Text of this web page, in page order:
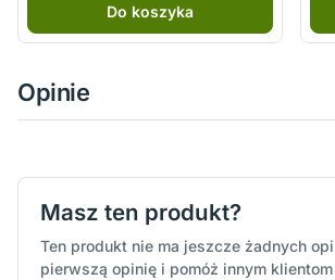
Do koszyka
Opinie
Masz ten produkt?
Ten produkt nie ma jeszcze żadnych
pierwszą opinię i pomóż innym